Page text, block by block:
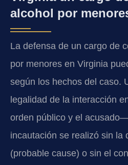
alcohol por
La defensa de un cargo de
por menores en Virginia
según los hechos del caso.
legalidad de la interacción
orden público y el
incautación se realizó sin la
(probable cause) o sin el